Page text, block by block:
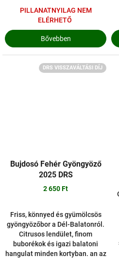
PILLANATNYILAG NEM
ELÉRHETŐ
Bővebben
DRS VISSZAVÁLTÁSI DÍJ
Bujdosó Fehér Gyöngyöző
2025 DRS
2 650 Ft
Friss, könnyed és gyümölcsös
gyöngyözőbor a Dél-Balatonról.
Citrusos lendület, finom
buborékok és igazi balatoni
hangulat minden kortyban. an az